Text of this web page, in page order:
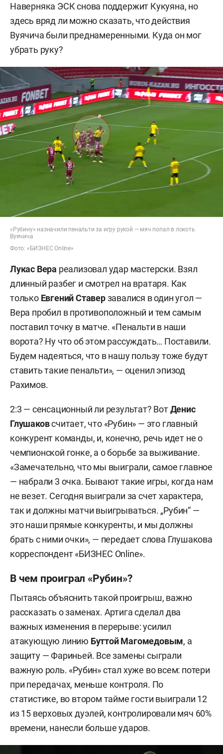
Наверняка ЭСК снова поддержит Кукуяна, но
здесь вряд ли можно сказать, что действия
Вуячича были преднамеренными. Куда он мог
убрать руку?
«Рубину» назначили пенальти за игру рукой — мяч попал в локоть
Вуячича
Фото: «БИЗНЕС Online»
Лукас Вера реализовал удар мастерски. Взял
длинный разбег и смотрел на вратаря. Как
только Евгений Ставерзавалися в один угол —
Вера пробил в противоположный и тем самым
поставил точку в матче. «Пенальти в наши
ворота? Ну что об этом рассуждать… Поставили.
Будем надеяться, что в нашу пользу тоже будут
ставить такие пенальти», — оценил эпизод
Рахимов.
2:3 — сенсационный ли результат? ВотДенис
Глушаковсчитает, что «Рубин» — это главный
конкурент команды, и, конечно, речь идет не о
чемпионской гонке, а о борьбе за выживание.
«Замечательно, что мы выиграли, самое главное
— набрали 3 очка. Бывают такие игры, когда нам
не везет. Сегодня выиграли за счет характера,
так и должны матчи выигрываться. „Рубин“ —
это наши прямые конкуренты, и мы должны
брать с ними очки», — передает слова Глушакова
корреспондент «БИЗНЕС Online».
В чем проиграл «Рубин»?
Пытаясь объяснить такой проигрыш, важно
рассказать о заменах. Артига сделал два
важных изменения в перерыве: усилил
атакующую линию Буттой Магомедовым, а
защиту — Фариньей. Все замены сыграли
важную роль. «Рубин» стал хуже во всем: потери
при передачах, меньше контроля. По
статистике, во втором тайме гости выиграли 12
из 15 верховых дуэлей, контролировали мяч 60%
времени, нанесли больше ударов.